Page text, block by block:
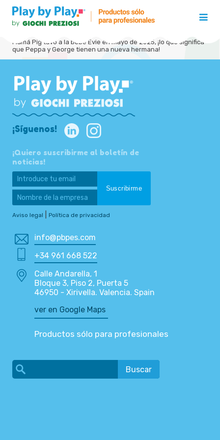
Mamá Pig tuvo a la bebé Evie en mayo de 2025, ¡lo que significa
que Peppa y George tienen una nueva hermana!
¡Síguenos!
¡Quiero suscribirme al boletín de
noticias!
Aviso legal Política de privacidad
info@pbpes.com
+34 961 668 522
Calle Andarella, 1
Bloque 3, Piso 2, Puerta 5
46950 - Xirivella. Valencia. Spain
ver en Google Maps
Productos sólo para profesionales
Buscar